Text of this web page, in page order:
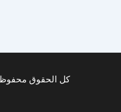
كل الحقوق محفوظة © 2026